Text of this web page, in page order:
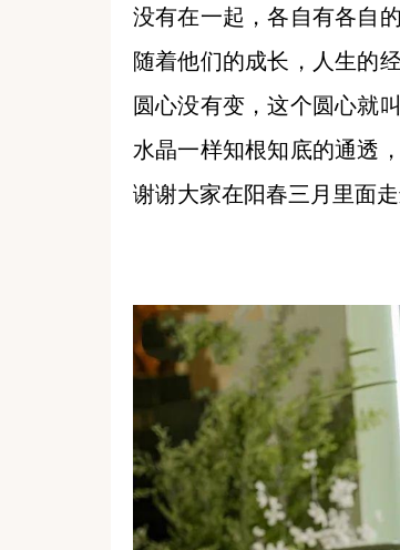
没有在一起，各自有各自
随着他们的成长，人生的
圆心没有变，这个圆心就
水晶一样知根知底的通透
谢谢大家在阳春三月里面